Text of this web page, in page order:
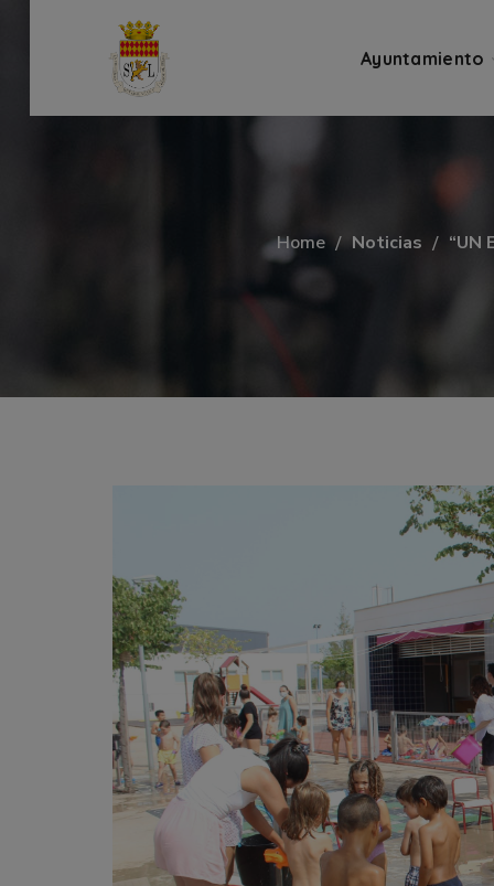
Ayuntamiento
Home Noticias “UN